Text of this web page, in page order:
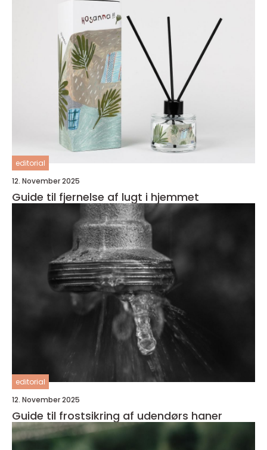
editorial
12. November 2025
Guide til fjernelse af lugt i hjemmet
editorial
12. November 2025
Guide til frostsikring af udendørs haner